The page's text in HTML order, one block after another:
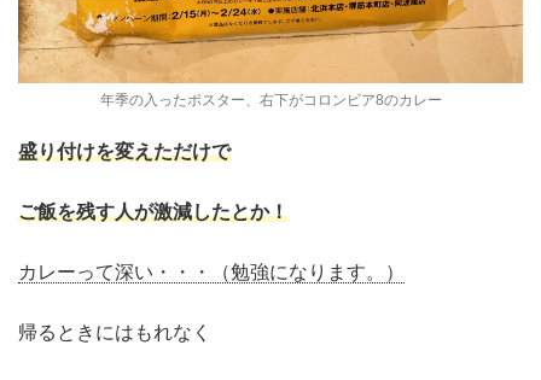
年季の入ったポスター、右下がコロンビア8のカレー
盛り付けを変えただけで
ご飯を残す人が激減したとか！
カレーって深い・・・（勉強になります。）
帰るときにはもれなく